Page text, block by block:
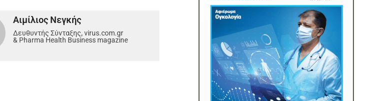
Αιμίλιος Νεγκής
Δευθυντής Σύνταξης, virus.com.gr
& Pharma Health Business magazine